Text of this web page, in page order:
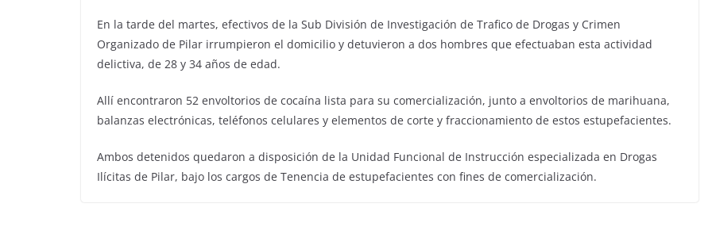
En la tarde del martes, efectivos de la Sub División de Investigación de Trafico de Drogas y Crimen
Organizado de Pilar irrumpieron el domicilio y detuvieron a dos hombres que efectuaban esta actividad
delictiva, de 28 y 34 años de edad.
Allí encontraron 52 envoltorios de cocaína lista para su comercialización, junto a envoltorios de marihuana,
balanzas electrónicas, teléfonos celulares y elementos de corte y fraccionamiento de estos estupefacientes.
Ambos detenidos quedaron a disposición de la Unidad Funcional de Instrucción especializada en Drogas
Ilícitas de Pilar, bajo los cargos de Tenencia de estupefacientes con fines de comercialización.